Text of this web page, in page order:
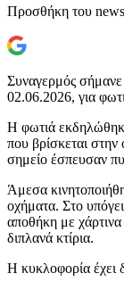
Προσθήκη του
Συναγερμός
02.06.2026, για
Η φωτιά
που βρίσκεται
σημείο έσπευσαν
Άμεσα
οχήματα. Στο
αποθήκη με
διπλανά κτίρια.
Η κυκλοφορία έχει